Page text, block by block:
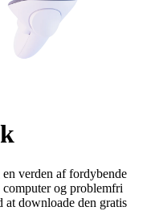
verden af fordybende
og problemfri
at downloade den gratis